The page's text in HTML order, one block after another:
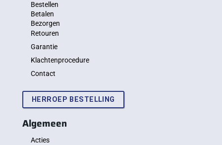
Bestellen
Betalen
Bezorgen
Retouren
Garantie
Klachtenprocedure
Contact
HERROEP BESTELLING
Algemeen
Acties